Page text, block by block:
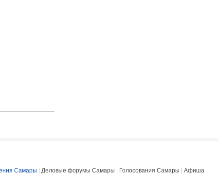
Самары Деловые форумы Самары Голосования Самары
Афиша